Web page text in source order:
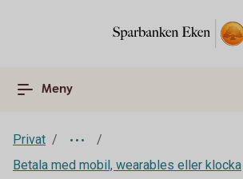
Meny
Privat
Betala med mobil, wearables eller klocka